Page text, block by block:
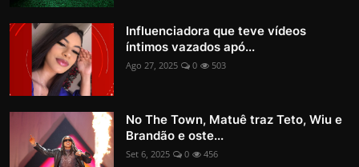
Influenciadora que teve vídeos
íntimos vazados apó...
Ago 27, 2025 0 503
No The Town, Matuê traz Teto, Wiu e
Brandão e oste...
Set 6, 2025 0 456